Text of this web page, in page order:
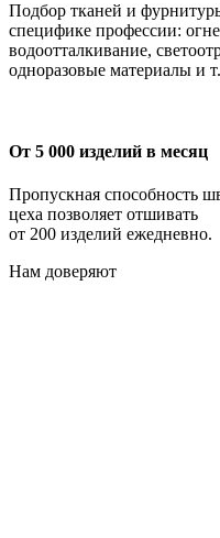
Подбор тканей и
специфике профессии:
водоотталкивание,
одноразовые материалы и
От 5 000 изделий в месяц
Пропускная способность
цеха позволяет отшивать
от 200 изделий ежедневно.
Нам доверяют